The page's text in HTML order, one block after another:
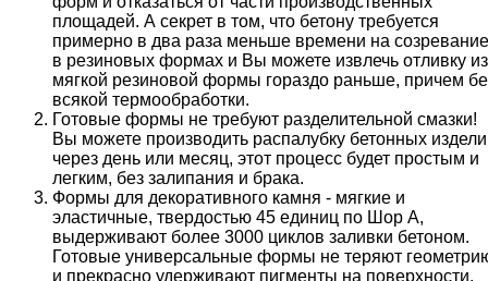
площадей. А секрет в том, что бетону требуется
примерно в два раза меньше времени на созревание
в резиновых формах и Вы можете извлечь отливку из
мягкой резиновой формы гораздо раньше, причем
всякой термообработки.
Готовые формы не требуют разделительной смазки!
Вы можете производить распалубку бетонных
через день или месяц, этот процесс будет простым и
легким, без залипания и брака.
Формы для декоративного камня - мягкие и
эластичные, твердостью 45 единиц по Шор А,
выдерживают более 3000 циклов заливки бетоном.
Готовые универсальные формы не теряют
и прекрасно удерживают пигменты на поверхности,